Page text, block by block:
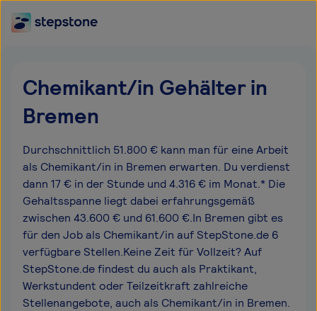
Chemikant/in Gehälter in
Bremen
Durchschnittlich 51.800 € kann man für eine Arbeit
als Chemikant/in in Bremen erwarten. Du verdienst
dann 17 € in der Stunde und 4.316 € im Monat.* Die
Gehaltsspanne liegt dabei erfahrungsgemäß
zwischen 43.600 € und 61.600 €.In Bremen gibt es
für den Job als Chemikant/in auf StepStone.de 6
verfügbare Stellen.Keine Zeit für Vollzeit? Auf
StepStone.de findest du auch als Praktikant,
Werkstundent oder Teilzeitkraft zahlreiche
Stellenangebote, auch als Chemikant/in in Bremen.